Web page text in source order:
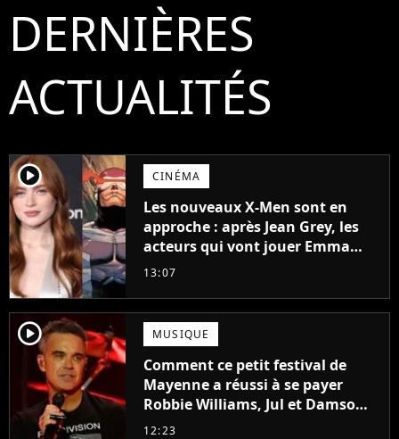
DERNIÈRES
ACTUALITÉS
player2 CINÉMA
Les nouveaux X-Men sont en
approche : après Jean Grey, les
acteurs qui vont jouer Emma
Frost et Cyclope trouvés !
13:07
player2 MUSIQUE
Comment ce petit festival de
Mayenne a réussi à se payer
Robbie Williams, Jul et Damso
cette année ?
12:23